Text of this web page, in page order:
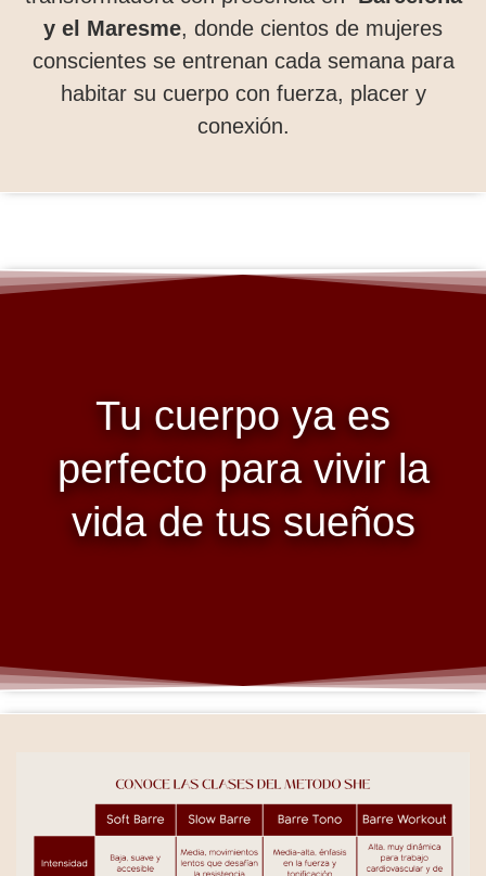
y el Maresme, donde cientos de mujeres
conscientes se entrenan cada semana para
habitar su cuerpo con fuerza, placer y
conexión.
Tu cuerpo ya es
perfecto para vivir la
vida de tus sueños